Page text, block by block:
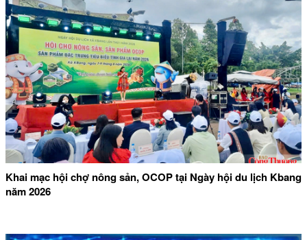
Khai mạc hội chợ nông sản, OCOP tại Ngày hội du lịch Kbang
năm 2026